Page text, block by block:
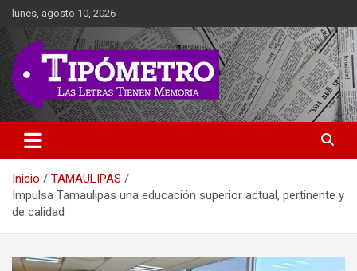
Saltar
contenido
lunes, agosto 10, 2026
Tipometro
Las Letras Tienen Memoria
Inicio
TAMAULIPAS
Impulsa Tamaulipas una educación superior actual, pertinente y
de calidad